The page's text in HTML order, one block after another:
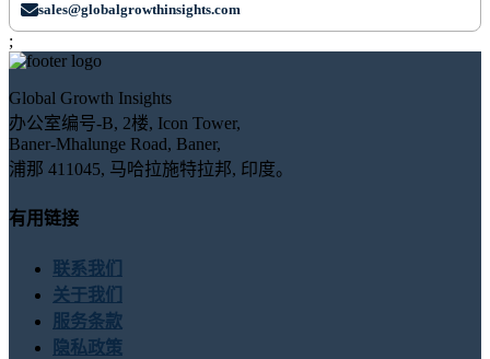
sales@globalgrowthinsights.com
;
Global Growth Insights
办公室编号-B, 2楼, Icon Tower,
Baner-Mhalunge Road, Baner,
浦那 411045, 马哈拉施特拉邦, 印度。
有用链接
联系我们
关于我们
服务条款
隐私政策